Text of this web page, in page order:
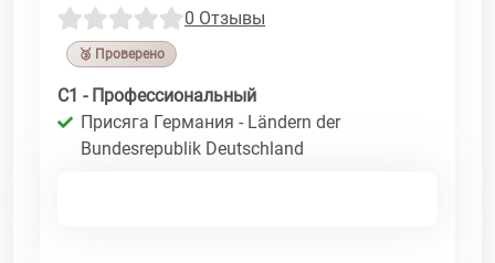
0 Отзывы
🥉 Проверено
C1 - Профессиональный
Присяга Германия - Ländern der
Bundesrepublik Deutschland